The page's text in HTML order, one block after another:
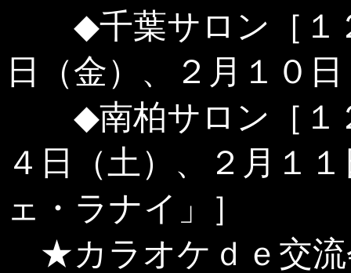
◆千葉サロン［１
日（金）、２月１０
◆南柏サロン［１
４日（土）、２月１
ェ・ラナイ」］
★カラオケｄｅ交流